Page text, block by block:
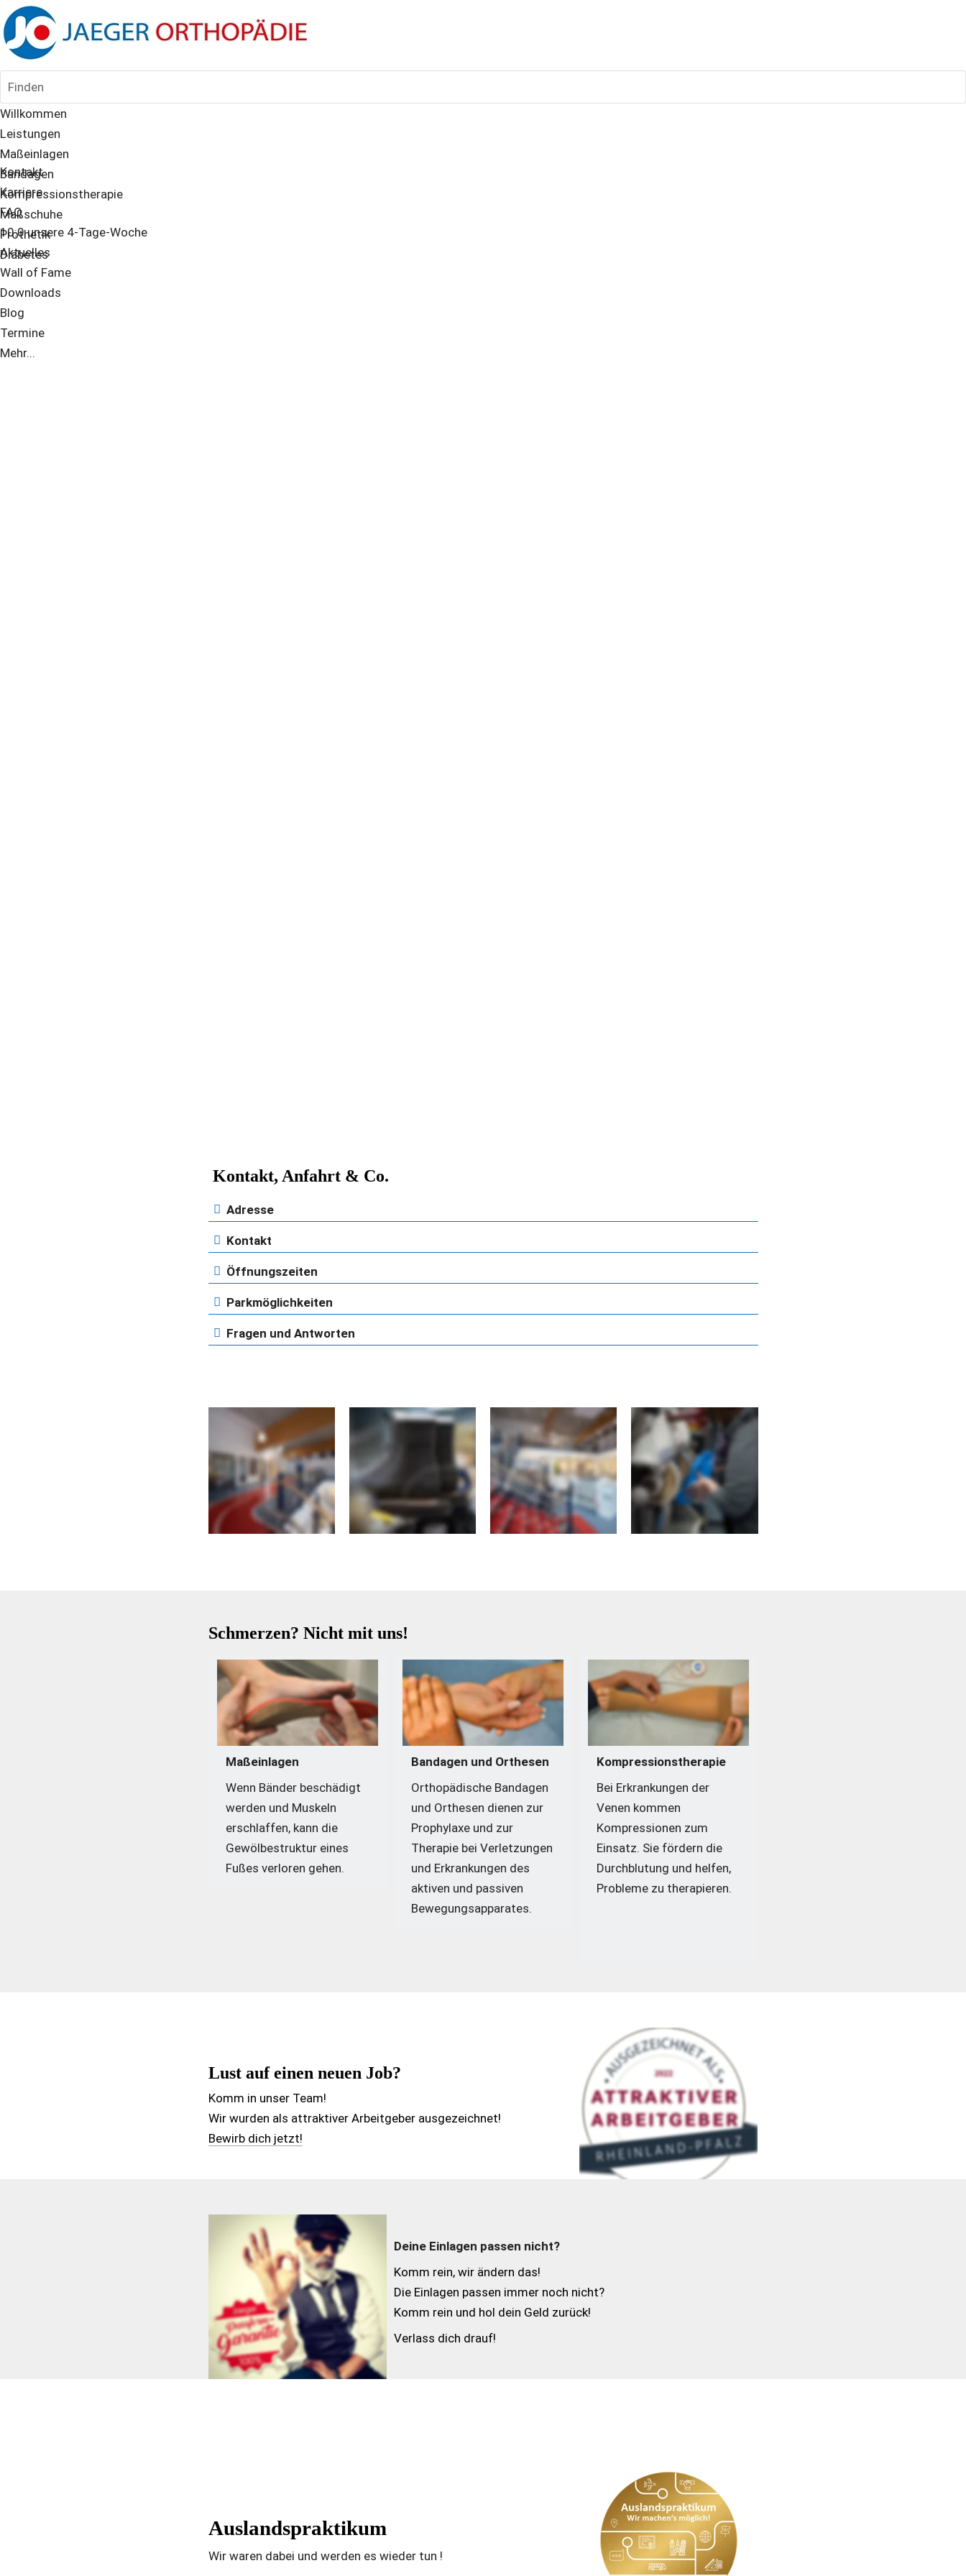
Finden
Willkommen
Leistungen
Maßeinlagen
Bandagen
Kompressionstherapie
Maßschuhe
Prothetik
Diabetes
Kontakt
Karriere
FAQ
10:0 unsere 4-Tage-Woche
Aktuelles
Wall of Fame
Downloads
Blog
Termine
Mehr...
Kontakt, Anfahrt & Co.
Adresse
Kontakt
Öffnungszeiten
Parkmöglichkeiten
Fragen und Antworten
Schmerzen? Nicht mit uns!
Maßeinlagen
Wenn Bänder beschädigt
werden und Muskeln
erschlaffen, kann die
Gewölbestruktur eines
Fußes verloren gehen.
Bandagen und Orthesen
Orthopädische Bandagen
und Orthesen dienen zur
Prophylaxe und zur
Therapie bei Verletzungen
und Erkrankungen des
aktiven und passiven
Bewegungsapparates.
Kompressionstherapie
Bei Erkrankungen der
Venen kommen
Kompressionen zum
Einsatz. Sie fördern die
Durchblutung und helfen,
Probleme zu therapieren.
Lust auf einen neuen Job?
Komm in unser Team!
Wir wurden als attraktiver Arbeitgeber ausgezeichnet!
Bewirb dich jetzt!
Deine Einlagen passen nicht?
Komm rein, wir ändern das!
Die Einlagen passen immer noch nicht?
Komm rein und hol dein Geld zurück!
Verlass dich drauf!
Auslandspraktikum
Wir waren dabei und werden es wieder tun !